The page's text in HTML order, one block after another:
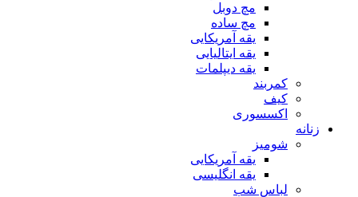
مچ دوبل
مچ ساده
یقه آمریکایی
یقه ایتالیایی
یقه دیپلمات
کمربند
کیف
اکسسوری
زنانه
شومیز
یقه آمریکایی
یقه انگلیسی
لباس شب